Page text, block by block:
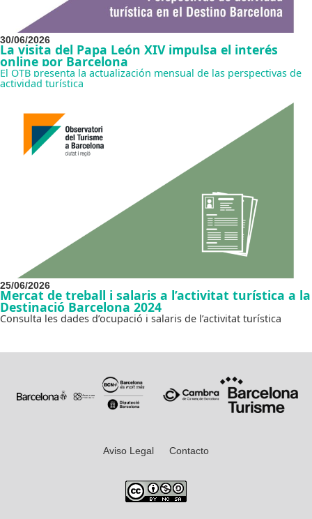
30/06/2026
La visita del Papa León XIV impulsa el interés
online por Barcelona
El OTB presenta la actualización mensual de las perspectivas de
actividad turística
25/06/2026
Mercat de treball i salaris a l’activitat turística a la
Destinació Barcelona 2024
Consulta les dades d’ocupació i salaris de l’activitat turística
Aviso Legal Contacto